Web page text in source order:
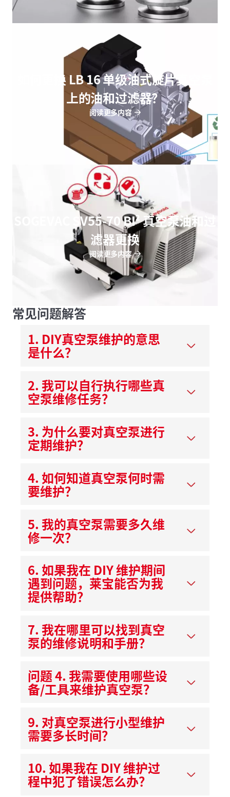
如何更换 LB 16 单级油式旋片真空泵
上的油和过滤器？
阅读更多内容
SOGEVAC SV55-70 BI² 真空泵油和过
滤器更换
阅读更多内容
常见问题解答
1. DIY真空泵维护的意思
是什么？
2. 我可以自行执行哪些真
空泵维修任务？
3. 为什么要对真空泵进行
定期维护？
4. 如何知道真空泵何时需
要维护？
5. 我的真空泵需要多久维
修一次？
6. 如果我在 DIY 维护期间
遇到问题，莱宝能否为我
提供帮助？
7. 我在哪里可以找到真空
泵的维修说明和手册？
问题 4. 我需要使用哪些设
备/工具来维护真空泵？
9. 对真空泵进行小型维护
需要多长时间？
10. 如果我在 DIY 维护过
程中犯了错误怎么办？